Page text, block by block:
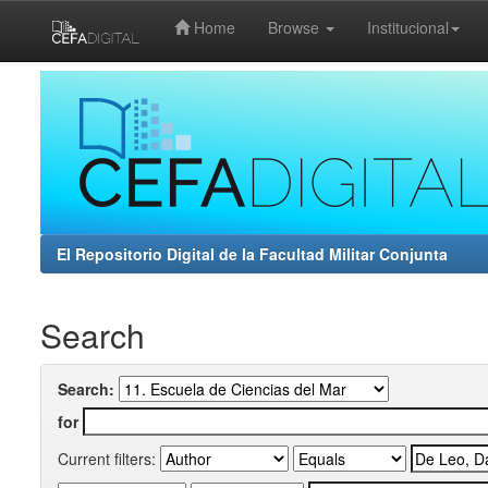
Home Browse Institucional
El Repositorio Digital de la Facultad Militar Conjunta
Search
Search:
for
Current filters: